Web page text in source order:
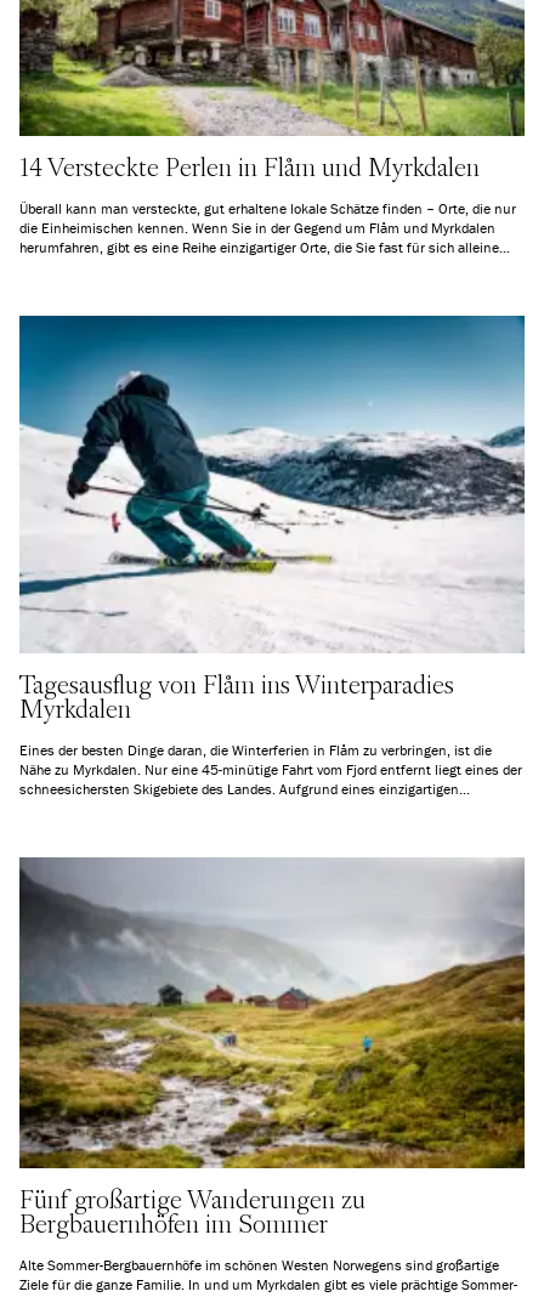
14 Versteckte Perlen in Flåm und Myrkdalen
Überall kann man versteckte, gut erhaltene lokale Schätze finden – Orte, die nur
die Einheimischen kennen. Wenn Sie in der Gegend um Flåm und Myrkdalen
herumfahren, gibt es eine Reihe einzigartiger Orte, die Sie fast für sich alleine
Tagesausflug von Flåm ins Winterparadies
Myrkdalen
Eines der besten Dinge daran, die Winterferien in Flåm zu verbringen, ist die
Nähe zu Myrkdalen. Nur eine 45-minütige Fahrt vom Fjord entfernt liegt eines der
schneesichersten Skigebiete des Landes. Aufgrund eines einzigartigen
Aktivitäten ohne Ski. Begleiten Sie uns auf einen perfekten Tagesausflug in
dieses Winterparadies!
Fünf großartige Wanderungen zu
Bergbauernhöfen im Sommer
Alte Sommer-Bergbauernhöfe im schönen Westen Norwegens sind großartige
Ziele für die ganze Familie. In und um Myrkdalen gibt es viele prächtige Sommer-